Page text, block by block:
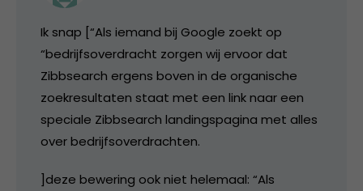
Ik snap [“Als iemand bij Google zoekt op
“bedrijfsoverdracht zorgen wij ervoor dat
Zibbsearch ergens boven in de organische
zoekresultaten staat met een link naar een
speciale Zibbsearch landingspagina met alles
over bedrijfsoverdrachten.
]deze bewering ook niet helemaal: “Als